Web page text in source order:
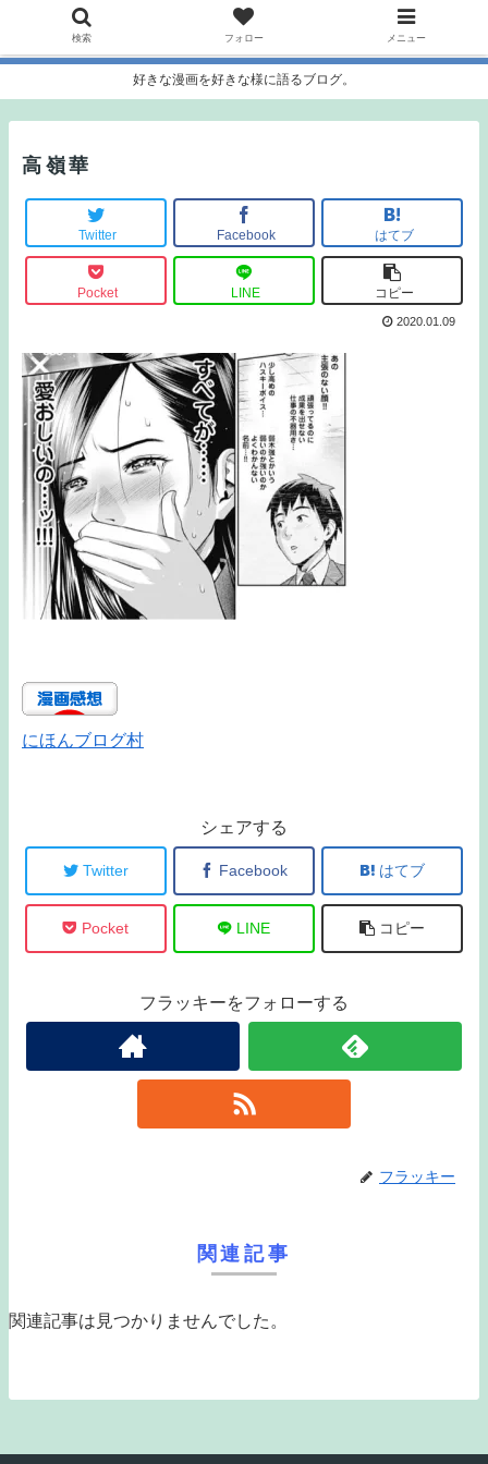
好きな漫画を好きな様に語るブログ。
高嶺華
Twitter Facebook はてブ
Pocket LINE コピー
2020.01.09
にほんブログ村
シェアする
Twitter Facebook はてブ
Pocket LINE コピー
フラッキーをフォローする
フラッキー
関連記事
関連記事は見つかりませんでした。
検索 フォロー メニュー